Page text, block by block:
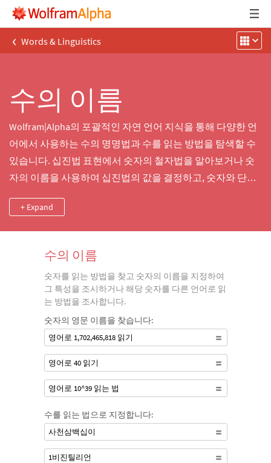
‹ Words & Linguistics
수의 이름
Wolfram|Alpha의 포괄적인 자연 언어 지식을 통해 다양한 언
어에서 사용하는 수의 명명법과 수를 읽는 방법을 탐색할 수
있습니다. 십진법 표현에서 숫자의 철자법을 알아보거나 숫
자의 이름을 사용하여 십진법의 값을 결정하고, 숫자와 단어
(10의 63승)의 특성을 탐구하고, 수의 문자 표기만을 사용하
여 서술형 문제의 해를 계산 할 수 있습니다.
+ Expand
수의 이름
숫자를 읽는 방법을 찾고 숫자의 이름을 지정하여
그 특성을 조시하거나 해당 숫자를 다른 언어로 읽
는 방법을 조사합니다.
숫자의 영문 이름을 찾습니다:
영어로 1,702,465,818 읽기
영어로 40 읽기
영어로 10^39 읽는 법
수를 읽는 법으로 지정합니다:
사천삼백십이
1비진틸리언